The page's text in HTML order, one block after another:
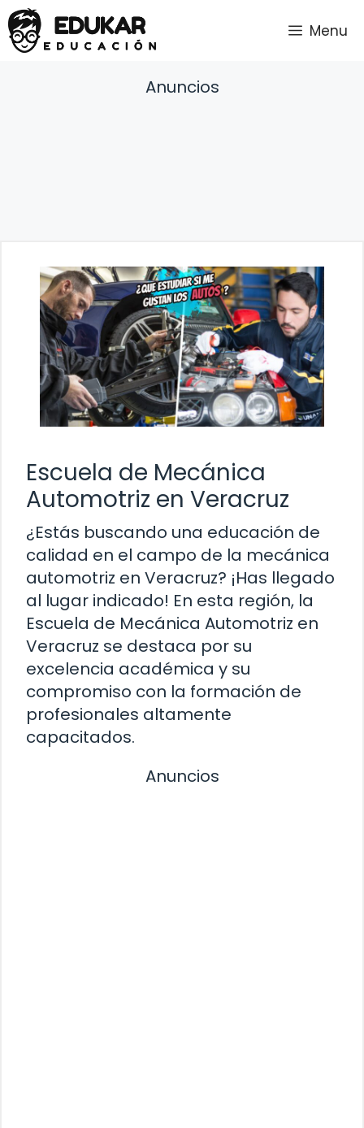
Saltar
al
contenido
Menu
Anuncios
Escuela de Mecánica
Automotriz en Veracruz
¿Estás buscando una educación de
calidad en el campo de la mecánica
automotriz en Veracruz? ¡Has llegado
al lugar indicado! En esta región, la
Escuela de Mecánica Automotriz en
Veracruz se destaca por su
excelencia académica y su
compromiso con la formación de
profesionales altamente
capacitados.
Anuncios